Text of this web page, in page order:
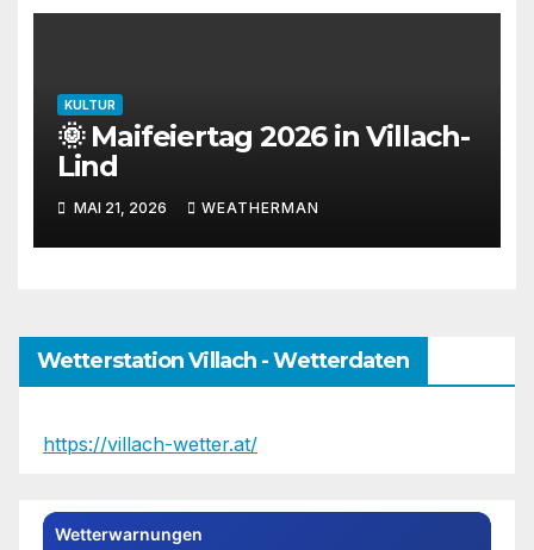
KULTUR
🌞 Maifeiertag 2026 in Villach-
Lind
MAI 21, 2026 WEATHERMAN
Wetterstation Villach - Wetterdaten
https://villach-wetter.at/